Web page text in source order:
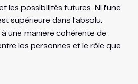
les possibilités futures. Ni l’une
supérieure dans l’absolu.
une manière cohérente de
les personnes et le rôle que